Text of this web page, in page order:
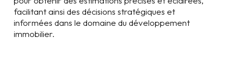
facilitant ainsi des décisions stratégiques et
informées dans le domaine du développement
immobilier.